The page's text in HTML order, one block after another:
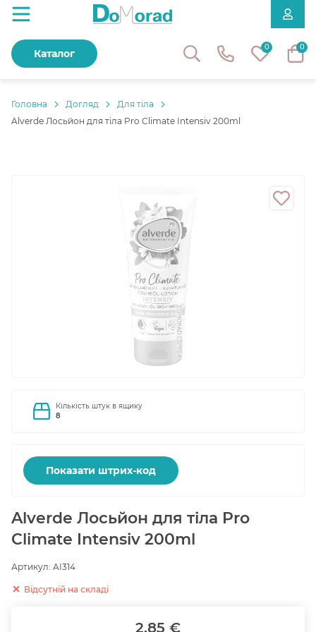
0 0
Каталог
Головнa Догляд
Для тіла
Alverde Лосьйон для тіла Pro Climate Intensiv 200ml
Кількість штук в ящику
8
Показати штрих-код
Alverde Лосьйон для тіла Pro
Climate Intensiv 200ml
Артикул: AI314
Відсутній на складі
2.85 €